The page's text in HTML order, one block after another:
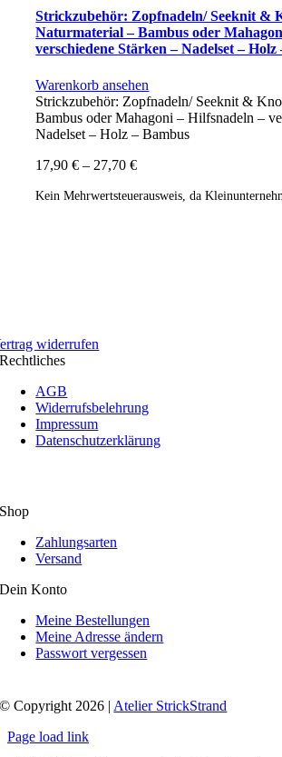
Strickzubehör: Zopfnadeln/ Seeknit &
Naturmaterial – Bambus oder
verschiedene Stärken – Nadelset – Holz
Warenkorb ansehen
Strickzubehör: Zopfnadeln/ Seeknit &
Bambus oder Mahagoni – Hilfsnadeln –
Nadelset – Holz – Bambus
17,90€ – 27,70€
Kein Mehrwertsteuerausweis, da
widerrufen
Rechtliches
AGB
Widerrufsbelehrung
Impressum
Datenschutzerklärung
Shop
Zahlungsarten
Versand
Dein Konto
Meine Bestellungen
Meine Adresse ändern
Passwort vergessen
© Copyright 2026 | Atelier StrickStrand
Page load link